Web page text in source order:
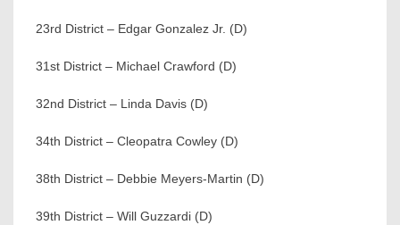
23rd District – Edgar Gonzalez Jr. (D)
31st District – Michael Crawford (D)
32nd District – Linda Davis (D)
34th District – Cleopatra Cowley (D)
38th District – Debbie Meyers-Martin (D)
39th District – Will Guzzardi (D)